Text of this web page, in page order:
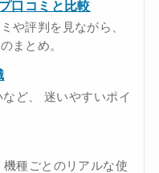
口コミと比較
や評判を見ながら、
まとめ。
ど、 迷いやすいポイ
種ごとのリアルな使